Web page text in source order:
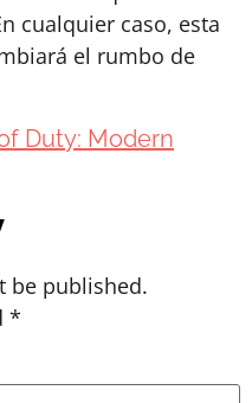
cualquier caso, esta
el rumbo de
Duty: Modern
be published.
*